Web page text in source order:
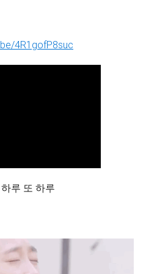
4R1gofP8suc
루 또 하루